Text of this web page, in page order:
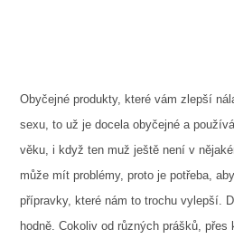
Obyčejné produkty, které vám zlepší
sexu, to už je docela obyčejné a
věku, i když ten muž ještě není v
může mít problémy, proto je potřeba,
přípravky, které nám to trochu vylepší.
hodně. Cokoliv od různých prášků, přes